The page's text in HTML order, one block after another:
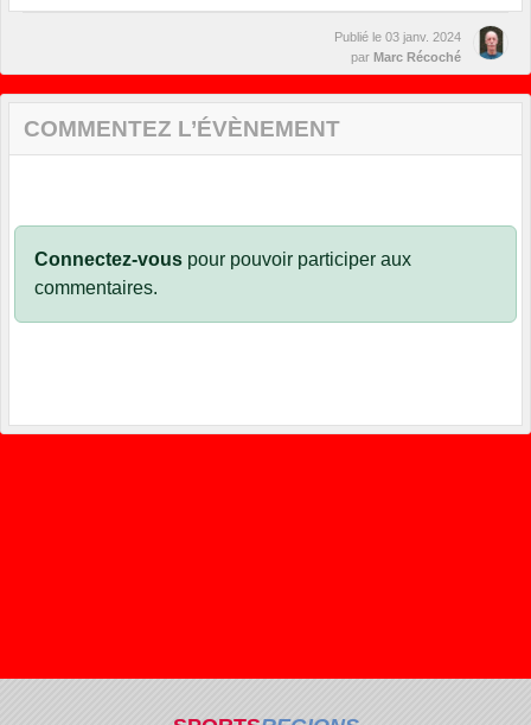
Publié le 03 janv. 2024
par Marc Récoché
COMMENTEZ L’ÉVÈNEMENT
Connectez-vous pour pouvoir participer aux
commentaires.